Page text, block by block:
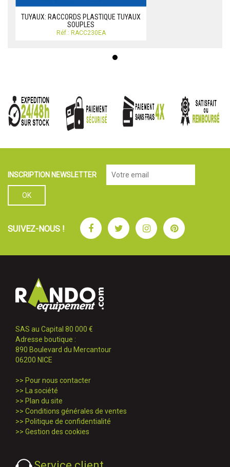
TUYAUX: RACCORDS PLASTIQUE TUYAUX
SOUPLES
Réf.: RACC230EA
INSCRIPTION NEWSLETTER
SUIVEZ-NOUS ! FacebookTwitterInstagramPinterest
SAS au Capital 80 000 €
Adresse boutique :
890 Boulevard du Mercantour
06200 NICE
>> Pour nous contacter
>>
La société
>> Plan du site
>> Conditions générales de ventes
>> Politique de confidentialité
>> Gestion des cookies